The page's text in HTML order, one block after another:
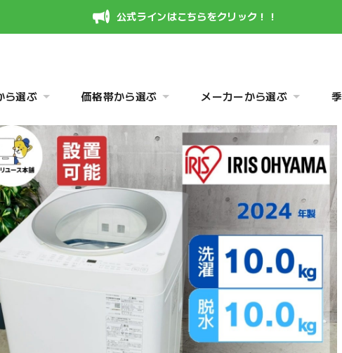
公式ラインはこちらをクリック！！
ら選ぶ 価格帯から選ぶ メーカーから選ぶ